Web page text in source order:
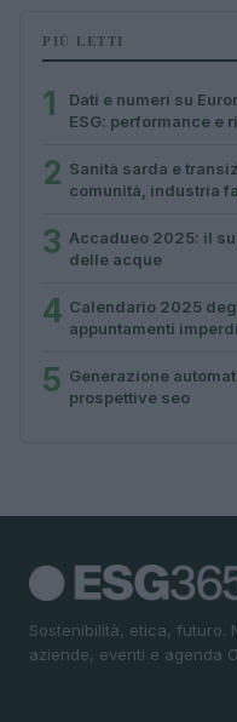
PIÙ LETTI
1
Dati e numeri su
ESG: performance e
2 Sanità sarda e
comunità, industria
3 Accadueo 2025: il
delle acque
4 Calendario 2025
appuntamenti
5 Generazione
prospettive seo
Sostenibilità, etica, futuro.
aziende, eventi e agenda